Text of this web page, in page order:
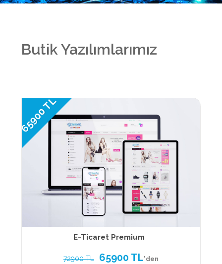
Butik Yazılımlarımız
65900 TL
E-Ticaret Premium
72900 TL 65900 TL'den